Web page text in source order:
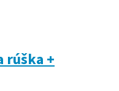
rúška +